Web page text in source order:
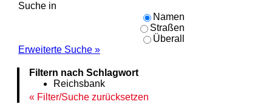
Suche in
Namen
Straßen
Überall
Erweiterte Suche »
Filtern nach Schlagwort
Reichsbank
Filter/Suche zurücksetzen